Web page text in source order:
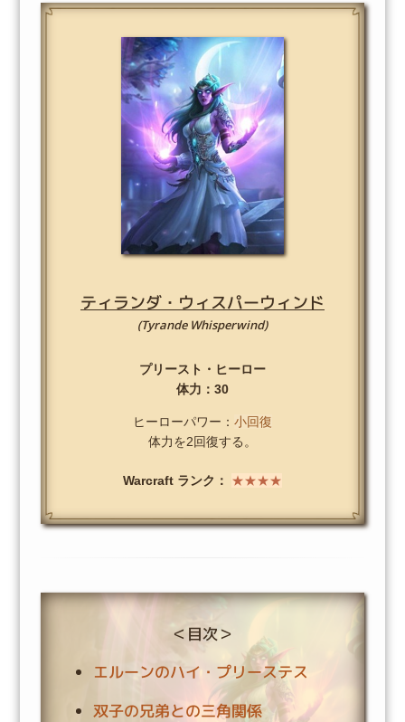
ティランダ・ウィスパーウィンド
(Tyrande Whisperwind)
プリースト・ヒーロー
体力：30
ヒーローパワー： 小回復
体力を2回復する。
Warcraft ランク： ★★★★
＜目次＞
エルーンのハイ・プリーステス
双子の兄弟との三角関係